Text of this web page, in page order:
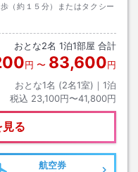
（約１５分）またはタクシー
おとな2名 1泊1部屋 合計
円 〜 83,600円
おとな1名 (2名1室)｜ 1泊
税込 23,100円〜41,800円
る
航空券